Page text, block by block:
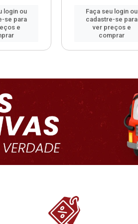
login ou
se para
e
Faça seu login ou
cadastre-se para
ver preços e
comprar